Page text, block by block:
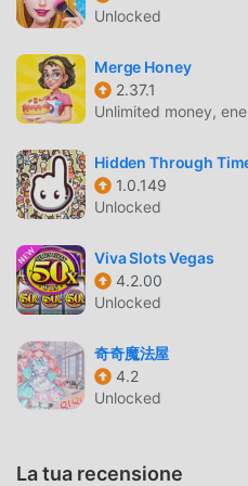
solo seguire il tutorial per
giochi casual Flower Shop
tempo, moddroid ha creato
per gli amanti dei giochi
comunicare e condividere
casual in tutto il mondo, cosa
moddroid e goditi il casual
felici
BELLISSIMO
Come i giochi tradizionali
ha uno stile artistico unico e
personaggi di alta qualità
attratto molti fan di casual e
audaci. Con una tecnologia
Unlocked
Merge Honey
2.37.1
Unlimited money,
Hidden Through
1.0.149
Unlocked
Viva Slots Vegas
4.2.00
Unlocked
奇奇魔法屋
4.2
Unlocked
La tua recensione